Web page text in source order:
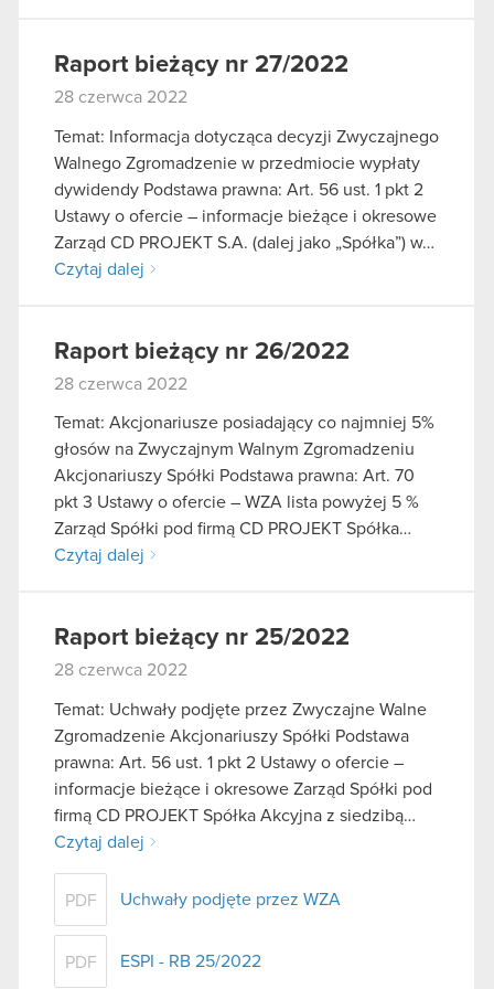
Raport bieżący nr 27/2022
28 czerwca 2022
Temat: Informacja dotycząca decyzji Zwyczajnego
Walnego Zgromadzenie w przedmiocie wypłaty
dywidendy Podstawa prawna: Art. 56 ust. 1 pkt 2
Ustawy o ofercie – informacje bieżące i okresowe
Zarząd CD PROJEKT S.A. (dalej jako „Spółka”) w…
Czytaj dalej
Raport bieżący nr 26/2022
28 czerwca 2022
Temat: Akcjonariusze posiadający co najmniej 5%
głosów na Zwyczajnym Walnym Zgromadzeniu
Akcjonariuszy Spółki Podstawa prawna: Art. 70
pkt 3 Ustawy o ofercie – WZA lista powyżej 5 %
Zarząd Spółki pod firmą CD PROJEKT Spółka…
Czytaj dalej
Raport bieżący nr 25/2022
28 czerwca 2022
Temat: Uchwały podjęte przez Zwyczajne Walne
Zgromadzenie Akcjonariuszy Spółki Podstawa
prawna: Art. 56 ust. 1 pkt 2 Ustawy o ofercie –
informacje bieżące i okresowe Zarząd Spółki pod
firmą CD PROJEKT Spółka Akcyjna z siedzibą…
Czytaj dalej
PDF Uchwały podjęte przez WZA
PDF ESPI - RB 25/2022